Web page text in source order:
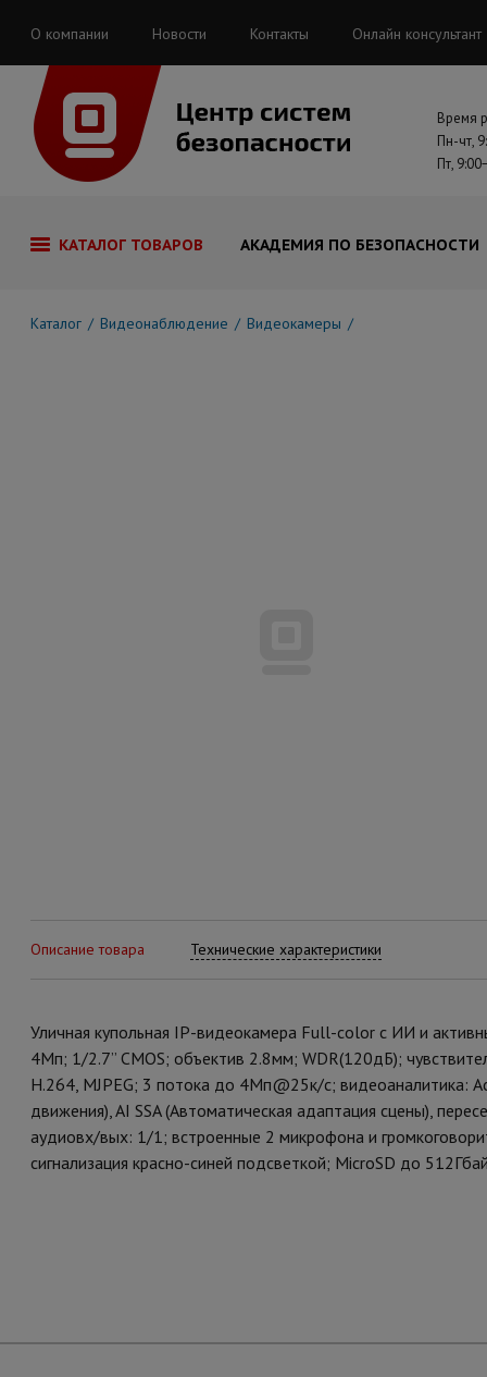
О компании Новости Контакты Онлайн консультант
Время
Пн-чт,
Пт,
КАТАЛОГ ТОВАРОВ АКАДЕМИЯ ПО БЕЗОПАСНОСТИ
Каталог Видеонаблюдение Видеокамеры
Описание товара Технические характеристики
Уличная купольная IP-видеокамера Full-color с ИИ и
4Мп; 1/2.7” CMOS; объектив 2.8мм; WDR(120дБ);
H.264, MJPEG; 3 потока до 4Мп@25к/с; видеоаналитика:
движения), AI SSA (Автоматическая адаптация сцены),
аудиовх/вых: 1/1; встроенные 2 микрофона и
сигнализация красно-синей подсветкой; MicroSD до